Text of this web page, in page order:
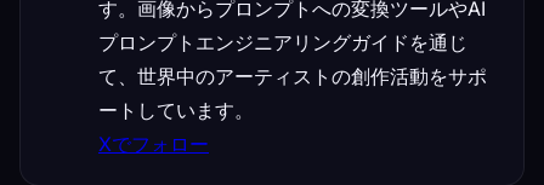
す。画像からプロンプトへの変換ツールやAI
プロンプトエンジニアリングガイドを通じ
て、世界中のアーティストの創作活動をサポ
ートしています。
Xでフォロー